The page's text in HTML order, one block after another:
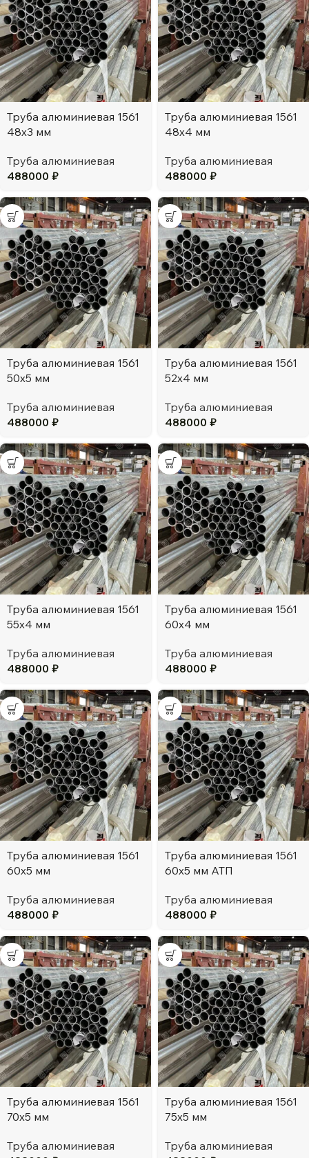
Труба алюминиевая 1561
48х3 мм
Труба алюминиевая
488000 ₽
Труба алюминиевая 1561
48х4 мм
Труба алюминиевая
488000 ₽
Труба алюминиевая 1561
50х5 мм
Труба алюминиевая
488000 ₽
Труба алюминиевая 1561
52х4 мм
Труба алюминиевая
488000 ₽
Труба алюминиевая 1561
55х4 мм
Труба алюминиевая
488000 ₽
Труба алюминиевая 1561
60х4 мм
Труба алюминиевая
488000 ₽
Труба алюминиевая 1561
60х5 мм
Труба алюминиевая
488000 ₽
Труба алюминиевая 1561
60х5 мм АТП
Труба алюминиевая
488000 ₽
Труба алюминиевая 1561
70х5 мм
Труба алюминиевая
Труба алюминиевая 1561
75х5 мм
Труба алюминиевая